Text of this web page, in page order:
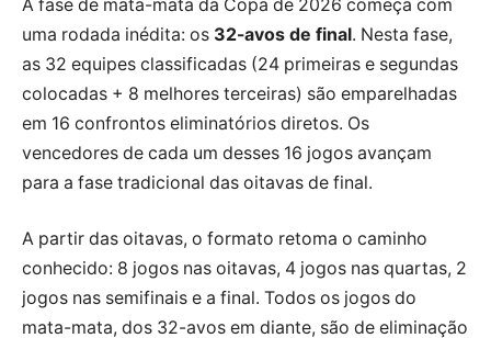
A fase de mata-mata da Copa de 2026 começa com
uma rodada inédita: os 32-avos de final. Nesta fase,
as 32 equipes classificadas (24 primeiras e segundas
colocadas + 8 melhores terceiras) são emparelhadas
em 16 confrontos eliminatórios diretos. Os
vencedores de cada um desses 16 jogos avançam
para a fase tradicional das oitavas de final.
A partir das oitavas, o formato retoma o caminho
conhecido: 8 jogos nas oitavas, 4 jogos nas quartas, 2
jogos nas semifinais e a final. Todos os jogos do
mata-mata, dos 32-avos em diante, são de eliminação